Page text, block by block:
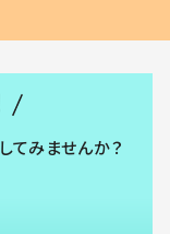
てみませんか？